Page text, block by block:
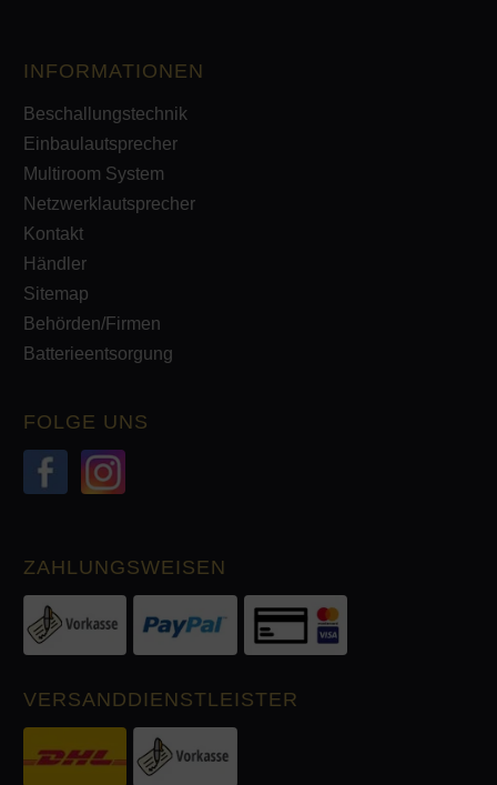
INFORMATIONEN
Beschallungstechnik
Einbaulautsprecher
Multiroom System
Netzwerklautsprecher
Kontakt
Händler
Sitemap
Behörden/Firmen
Batterieentsorgung
FOLGE UNS
ZAHLUNGSWEISEN
VERSANDDIENSTLEISTER